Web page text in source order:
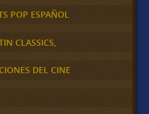
POP ESPAÑOL
CLASSICS,
DEL CINE